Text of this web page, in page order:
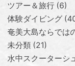
ツアー＆旅行 6
体験ダイビング
奄美大島ならでは
未分類 21
水中スクーターシ